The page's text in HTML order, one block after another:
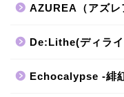
AZUREA（アズレ
De:Lithe(ディラ
Echocalypse -緋